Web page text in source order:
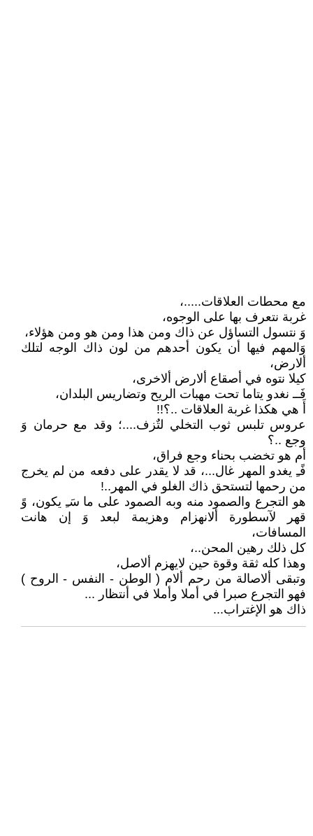
مع محطات العلاقات.....،
غربة نتعرف بها على الوجوه،
وَ نتسول التساؤل عن ذاك ومن هذا ومن هو ومن هؤلاء،
وَالمهم فيها أن يكون أحدهم من لون ذاك الوجه لتلك
ألارض،
كيلا نتوه في أصقاع ألارض ألاخرى،
فَــ نغدو يتاما تحت مهبات الريح وتضاريس البلدان،
أَ هي هكذا غربة العلاقات ..؟!!
عروس تلبس ثوب التخلي لتٌزف....؛ وقد مع حرمان وَ
وجع ..؟
أم هو تخضب بحناء وجع فراق،
فًـِ يغدو المهر غال...، قد لا يقدر على دفعه من لم يخرج
من رحمها لتستحق ذاك الغلو في المهر..!
هو التجرع والصمود منه وبه الصمود على ما سَـِ يكون، وً
قهر لآسطورة ألانهزام وهزيمة لبعد وَ إن هانت
المسافات،
كل ذلك رهين المحن..،
وهذا كله ثقة وقوة حين لايهزم ألاصل،
وتبقى ألاصالة من رحم ألام ( الوطن - النفس - الروح )
فهو التجرع صبرا في أملا وأملا في أنتظار ...
ذاك هو الإغتراب...